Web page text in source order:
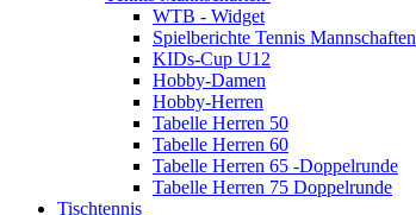
WTB - Widget
Spielberichte Tennis Mannschaften
KIDs-Cup U12
Hobby-Damen
Hobby-Herren
Tabelle Herren 50
Tabelle Herren 60
Tabelle Herren 65 -Doppelrunde
Tabelle Herren 75 Doppelrunde
Tischtennis